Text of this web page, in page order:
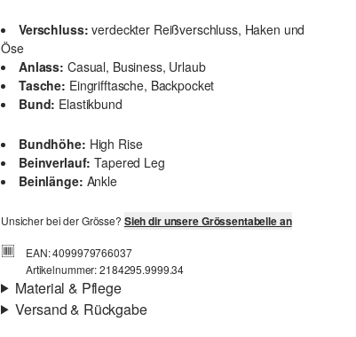
Verschluss: verdeckter Reißverschluss, Haken und
Öse
Anlass: Casual, Business, Urlaub
Tasche: Eingrifftasche, Backpocket
Bund: Elastikbund
Bundhöhe: High Rise
Beinverlauf: Tapered Leg
Beinlänge: Ankle
Unsicher bei der Grösse? Sieh dir unsere Grössentabelle an
EAN: 4099979766037
Artikelnummer: 2184295.9999.34
Material & Pflege
Versand & Rückgabe